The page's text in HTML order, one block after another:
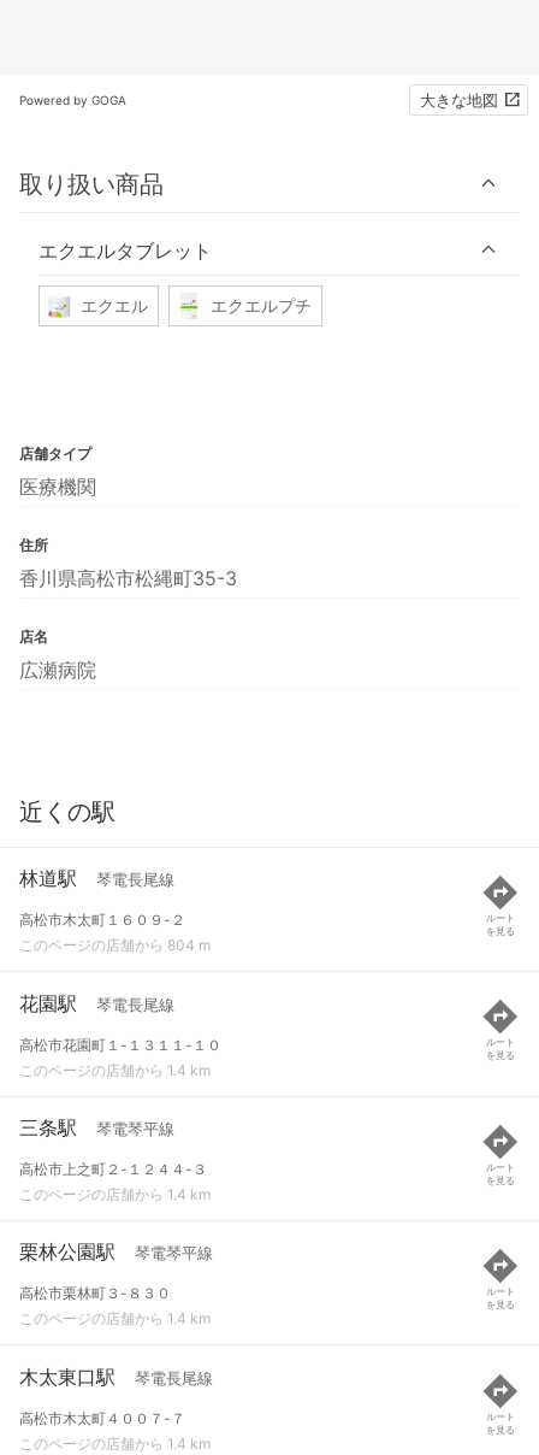
Powered by GOGA 大きな地図
取り扱い商品
エクエルタブレット
エクエル エクエルプチ
店舗タイプ
医療機関
住所
香川県高松市松縄町35-3
店名
広瀬病院
近くの駅
林道駅 琴電長尾線
高松市木太町１６０９-２
このページの店舗から 804 m
ルート
を見る
花園駅 琴電長尾線
高松市花園町１-１３１１-１０
このページの店舗から 1.4 km
ルート
を見る
三条駅 琴電琴平線
高松市上之町２-１２４４-３
このページの店舗から 1.4 km
ルート
を見る
栗林公園駅 琴電琴平線
高松市栗林町３-８３０
このページの店舗から 1.4 km
ルート
を見る
木太東口駅 琴電長尾線
高松市木太町４００７-７
このページの店舗から 1.4 km
ルート
を見る